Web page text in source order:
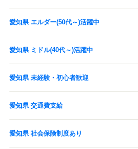
愛知県 エルダー(50代～)活躍中
愛知県 ミドル(40代～)活躍中
愛知県 未経験・初心者歓迎
愛知県 交通費支給
愛知県 社会保険制度あり